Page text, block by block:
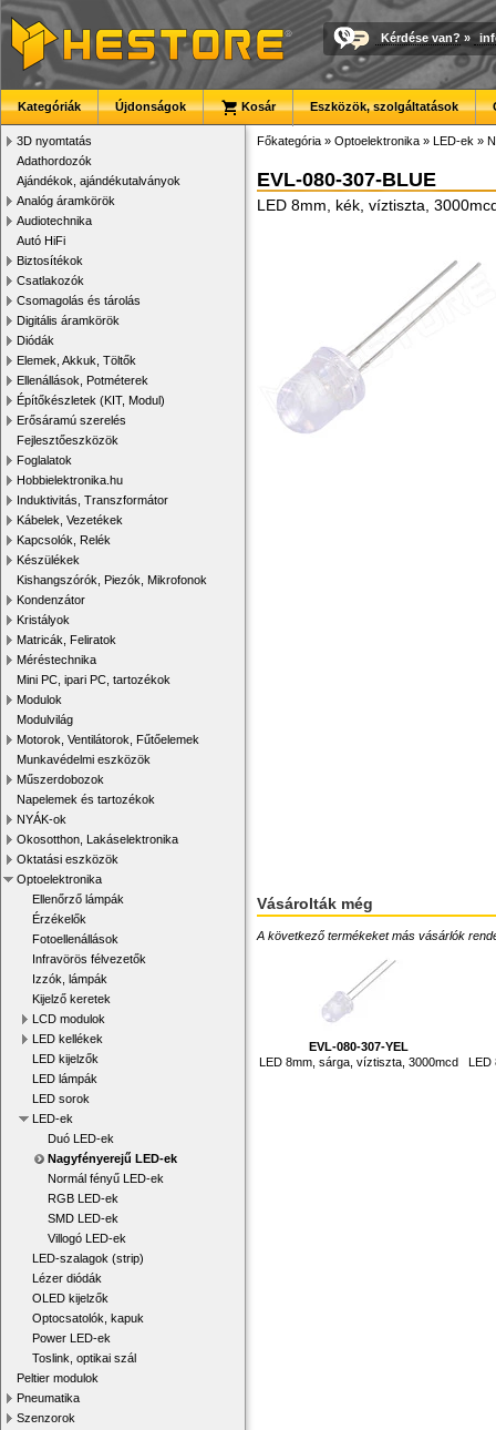
Kérdése van? »
Kategóriák Újdonságok Kosár Eszközök, szolgáltatások
3D nyomtatás
Adathordozók
Ajándékok, ajándékutalványok
Analóg áramkörök
Audiotechnika
Autó HiFi
Biztosítékok
Csatlakozók
Csomagolás és tárolás
Digitális áramkörök
Diódák
Elemek, Akkuk, Töltők
Ellenállások, Potméterek
Építőkészletek (KIT, Modul)
Erősáramú szerelés
Fejlesztőeszközök
Foglalatok
Hobbielektronika.hu
Induktivitás, Transzformátor
Kábelek, Vezetékek
Kapcsolók, Relék
Készülékek
Kishangszórók, Piezók, Mikrofonok
Kondenzátor
Kristályok
Matricák, Feliratok
Méréstechnika
Mini PC, ipari PC, tartozékok
Modulok
Modulvilág
Motorok, Ventilátorok, Fűtőelemek
Munkavédelmi eszközök
Műszerdobozok
Napelemek és tartozékok
NYÁK-ok
Okosotthon, Lakáselektronika
Oktatási eszközök
Optoelektronika
Ellenőrző lámpák
Érzékelők
Fotoellenállások
Infravörös félvezetők
Izzók, lámpák
Kijelző keretek
LCD modulok
LED kellékek
LED kijelzők
LED lámpák
LED sorok
LED-ek
Duó LED-ek
Nagyfényerejű LED-ek
Normál fényű LED-ek
RGB LED-ek
SMD LED-ek
Villogó LED-ek
LED-szalagok (strip)
Lézer diódák
OLED kijelzők
Optocsatolók, kapuk
Power LED-ek
Toslink, optikai szál
Peltier modulok
Pneumatika
Szenzorok
Főkategória » Optoelektronika » LED-ek »
EVL-080-307-BLUE
LED 8mm, kék, víztiszta,
Vásárolták még
A következő termékeket más vásárlók
EVL-080-307-YEL
LED 8mm, sárga, víztiszta, 3000mcd
LED